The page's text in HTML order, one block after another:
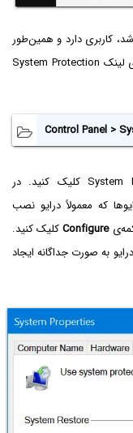
کاربری دارد و همین‌طور
می‌توان به مسیر زیر در کنترل پنل رجوع کرد و روی لینک System Protection
Control Panel >
در دیالوگ‌باکس باز شده، روی تب System Protection کلیک کنید. در
که معمولاً درایو نصب
Configureکلیک کنید.
به صورت جداگانه ایجاد